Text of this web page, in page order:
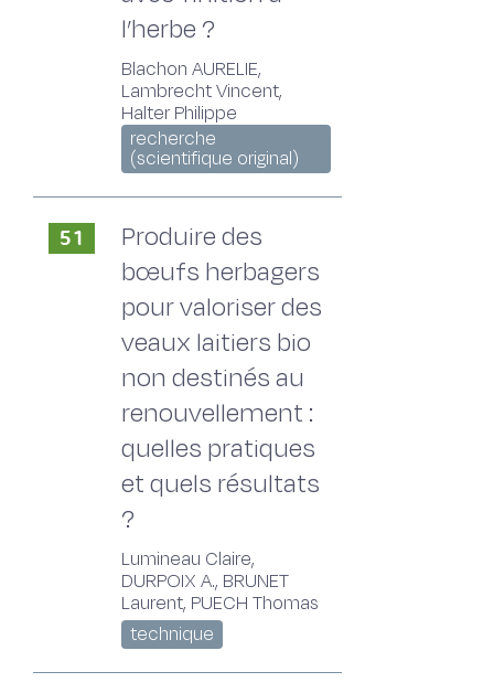
l’herbe ?
Blachon AURELIE,
Lambrecht Vincent,
Halter Philippe
recherche
(scientifique original)
51
Produire des
bœufs herbagers
pour valoriser des
veaux laitiers bio
non destinés au
renouvellement :
quelles pratiques
et quels résultats
?
Lumineau Claire,
DURPOIX A., BRUNET
Laurent, PUECH Thomas
technique